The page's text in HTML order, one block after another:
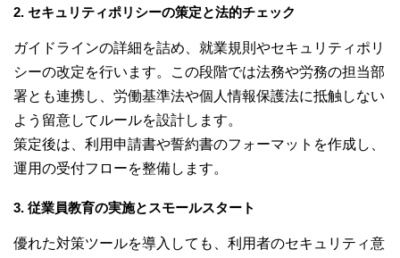
2. セキュリティポリシーの策定と法的チェック
ガイドラインの詳細を詰め、就業規則やセキュリティポリ
シーの改定を行います。この段階では法務や労務の担当部
署とも連携し、労働基準法や個人情報保護法に抵触しない
よう留意してルールを設計します。
策定後は、利用申請書や誓約書のフォーマットを作成し、
運用の受付フローを整備します。
3. 従業員教育の実施とスモールスタート
優れた対策ツールを導入しても、利用者のセキュリティ意